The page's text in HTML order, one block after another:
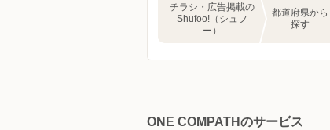
チラシ・広告掲載の
Shufoo!（シュフ
ー）
都道府県から
探す
ONE COMPATHのサービス